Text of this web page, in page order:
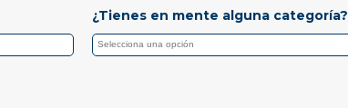
¿Tienes en mente alguna categoría?